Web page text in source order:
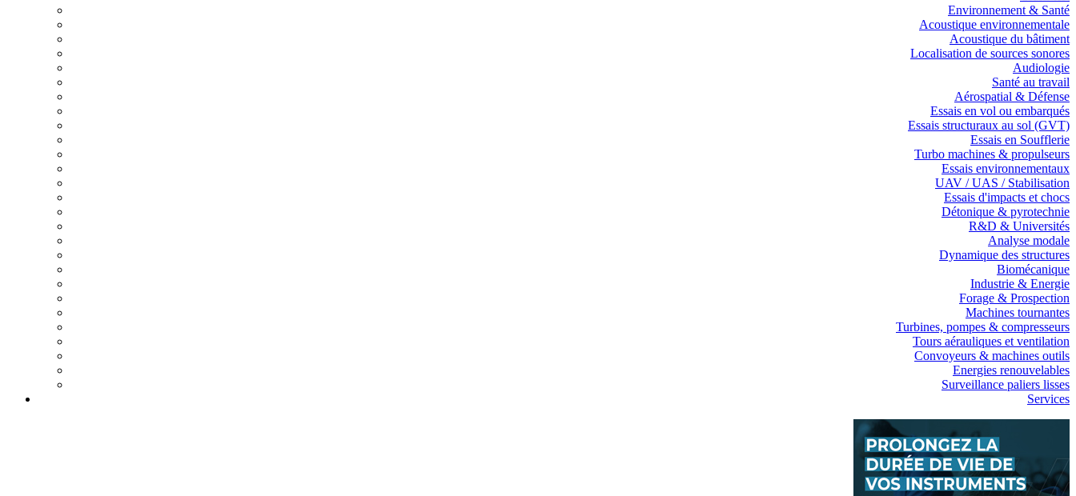
Environnement & Santé
Acoustique environnementale
Acoustique du bâtiment
Localisation de sources sonores
Audiologie
Santé au travail
Aérospatial & Défense
Essais en vol ou embarqués
Essais structuraux au sol (GVT)
Essais en Soufflerie
Turbo machines & propulseurs
Essais environnementaux
UAV / UAS / Stabilisation
Essais d'impacts et chocs
Détonique & pyrotechnie
R&D & Universités
Analyse modale
Dynamique des structures
Biomécanique
Industrie & Energie
Forage & Prospection
Machines tournantes
Turbines, pompes & compresseurs
Tours aérauliques et ventilation
Convoyeurs & machines outils
Energies renouvelables
Surveillance paliers lisses
Services